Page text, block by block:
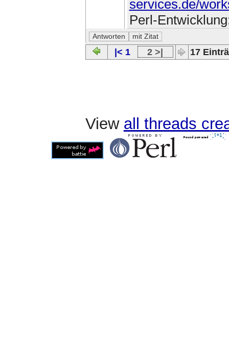
services.de/
Perl-
|< 1 2 >| 17
View all threads